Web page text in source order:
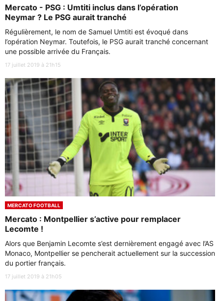
Mercato - PSG : Umtiti inclus dans l’opération
Neymar ? Le PSG aurait tranché
Régulièrement, le nom de Samuel Umtiti est évoqué dans
l’opération Neymar. Toutefois, le PSG aurait tranché concernant
une possible arrivée du Français.
17 juillet 2019 à 21h15
MERCATO FOOTBALL
Mercato : Montpellier s’active pour remplacer
Lecomte !
Alors que Benjamin Lecomte s’est dernièrement engagé avec l’AS
Monaco, Montpellier se pencherait actuellement sur la succession
du portier français.
17 juillet 2019 à 21h05